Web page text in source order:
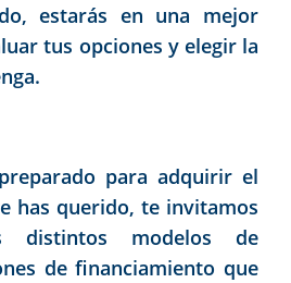
estarás en una mejor
tus opciones y elegir la
para adquirir el
has querido, te invitamos
distintos modelos de
de financiamiento que